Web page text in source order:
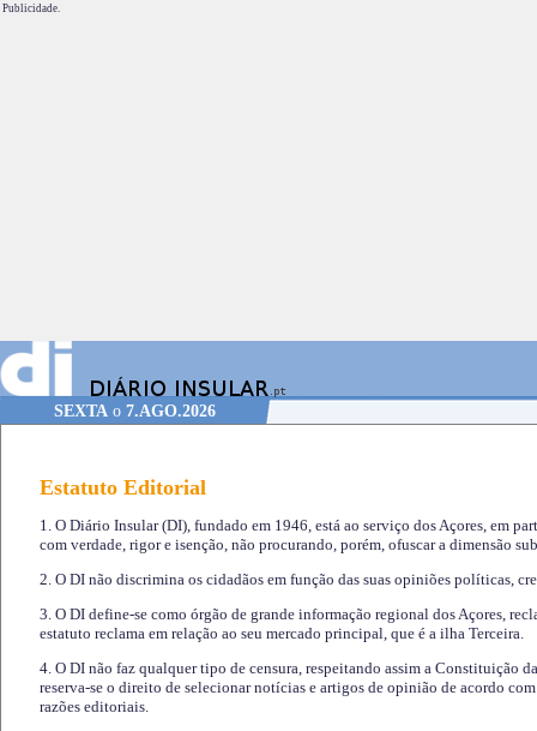
Publicidade.
SEXTA o 7.AGO.2026
Estatuto Editorial
1. O Diário Insular (DI), fundado em 1946, está ao serviço dos Açores, em
com verdade, rigor e isenção, não procurando, porém, ofuscar a dimensão
2. O DI não discrimina os cidadãos em função das suas opiniões políticas,
3. O DI define-se como órgão de grande informação regional dos Açores,
estatuto reclama em relação ao seu mercado principal, que é a ilha Terceira.
4. O DI não faz qualquer tipo de censura, respeitando assim a Constituição
reserva-se o direito de selecionar notícias e artigos de opinião de acordo
razões editoriais.